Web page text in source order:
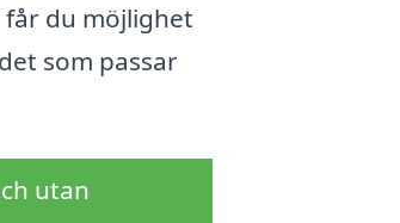
du möjlighet
som passar
utan